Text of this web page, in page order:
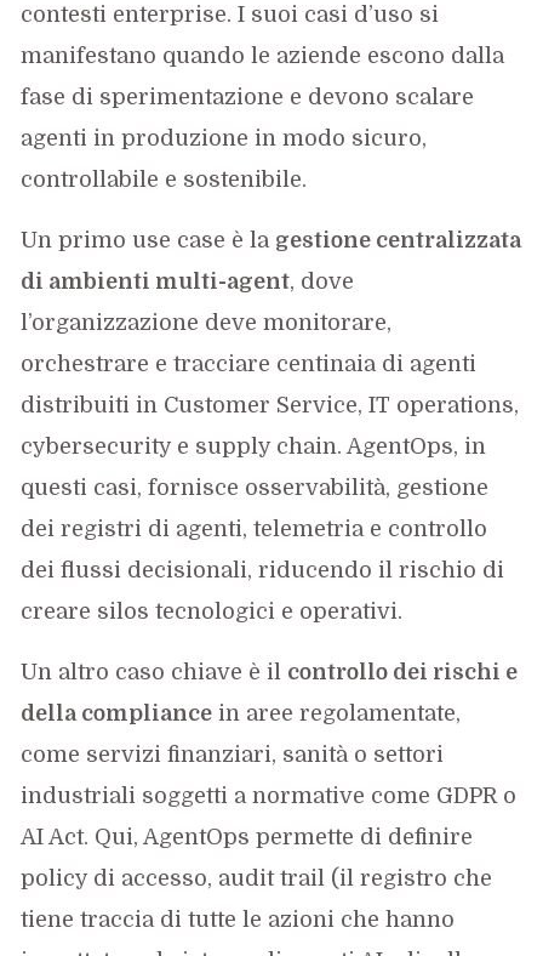
contesti enterprise. I suoi casi d’uso si
manifestano quando le aziende escono dalla
fase di sperimentazione e devono scalare
agenti in produzione in modo sicuro,
controllabile e sostenibile.
Un primo use case è la gestione centralizzata
di ambienti multi-agent, dove
l’organizzazione deve monitorare,
orchestrare e tracciare centinaia di agenti
distribuiti in Customer Service, IT operations,
cybersecurity e supply chain. AgentOps, in
questi casi, fornisce osservabilità, gestione
dei registri di agenti, telemetria e controllo
dei flussi decisionali, riducendo il rischio di
creare silos tecnologici e operativi.
Un altro caso chiave è il controllo dei rischi e
della compliance in aree regolamentate,
come servizi finanziari, sanità o settori
industriali soggetti a normative come GDPR o
AI Act. Qui, AgentOps permette di definire
policy di accesso, audit trail (il registro che
tiene traccia di tutte le azioni che hanno